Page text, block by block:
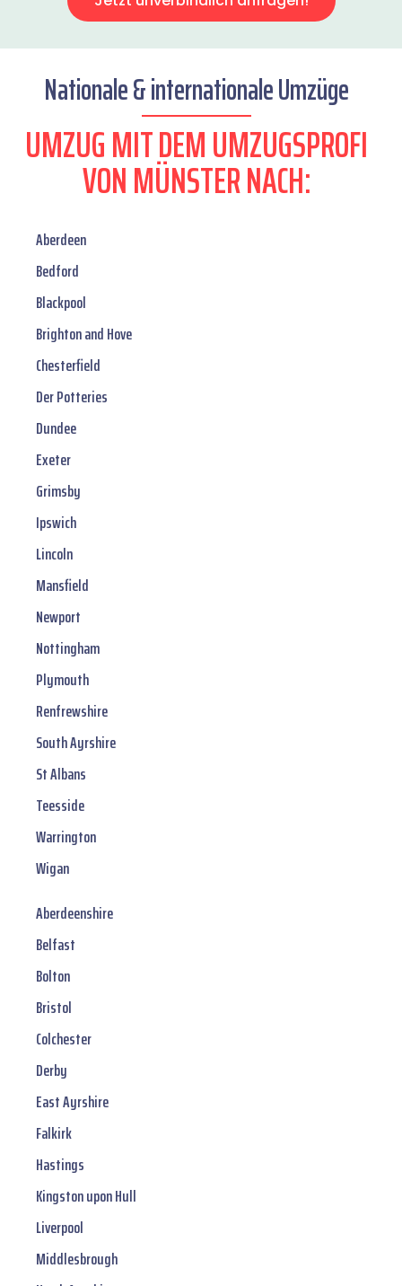
Nationale & internationale Umzüge
UMZUG MIT DEM UMZUGSPROFI
VON MÜNSTER NACH:
Aberdeen
Bedford
Blackpool
Brighton and Hove
Chesterfield
Der Potteries
Dundee
Exeter
Grimsby
Ipswich
Lincoln
Mansfield
Newport
Nottingham
Plymouth
Renfrewshire
South Ayrshire
St Albans
Teesside
Warrington
Wigan
Aberdeenshire
Belfast
Bolton
Bristol
Colchester
Derby
East Ayrshire
Falkirk
Hastings
Kingston upon Hull
Liverpool
Middlesbrough